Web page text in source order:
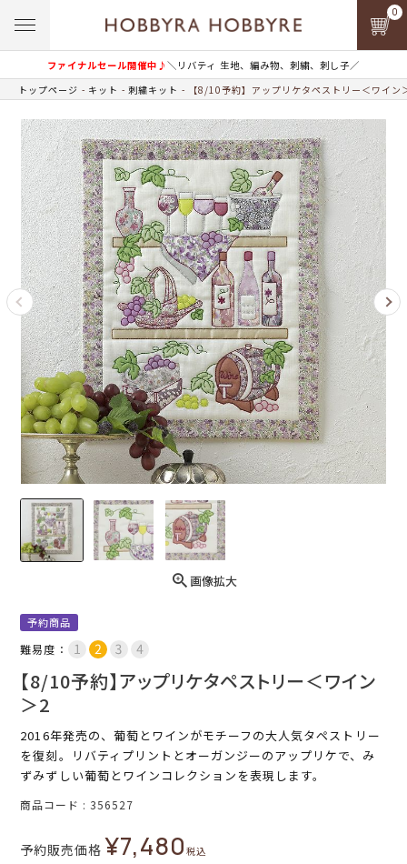
ファイナルセール開催中♪＼リバティ 生地、編み物、刺繍、刺し子／
0
トップページ キット 刺繍キット 【8/10予約】アップリケタペストリー＜ワイン
画像拡大
予約商品
難易度：
【8/10予約】アップリケタペストリー＜ワイン
＞2
2016年発売の、葡萄とワインがモチーフの大人気タペストリー
を復刻。リバティプリントとオーガンジーのアップリケで、み
ずみずしい葡萄とワインコレクションを表現します。
商品コード 356527
予約販売価格 ¥7,480税込